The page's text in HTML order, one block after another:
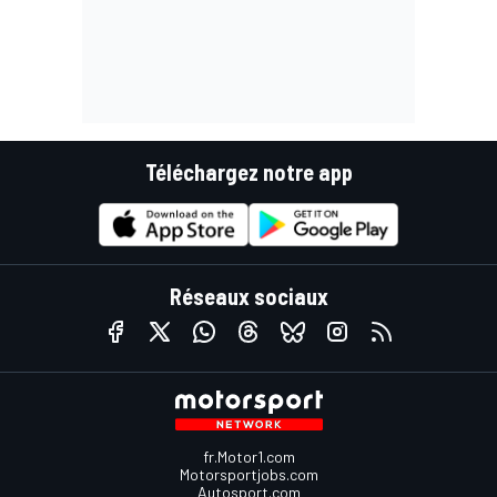
Téléchargez notre app
Réseaux sociaux
fr.Motor1.com
Motorsportjobs.com
Autosport.com